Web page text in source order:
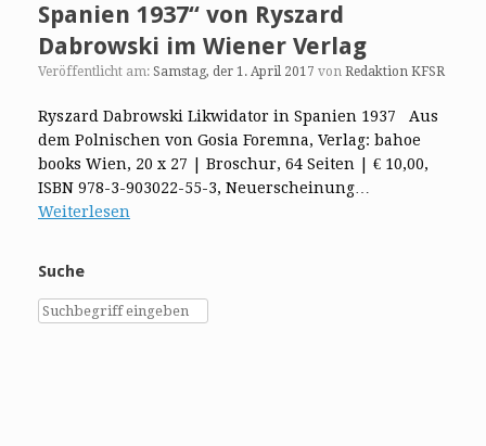
Spanien 1937“ von Ryszard
Dabrowski im Wiener Verlag
Veröffentlicht am: Samstag, der 1. April 2017 von Redaktion KFSR
Ryszard Dabrowski Likwidator in Spanien 1937 Aus
dem Polnischen von Gosia Foremna, Verlag: bahoe
books Wien, 20 x 27 | Broschur, 64 Seiten | € 10,00,
ISBN 978-3-903022-55-3, Neuerscheinung…
Weiterlesen
Suche